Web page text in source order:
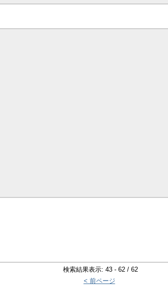
検索結果表示: 43 - 62 / 62
< 前ページ